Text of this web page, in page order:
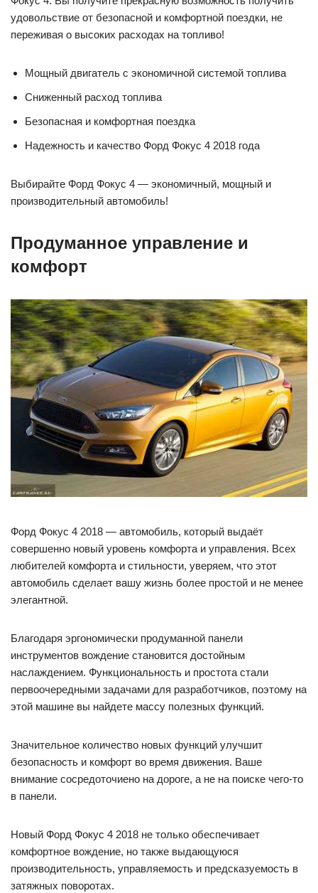
удовольствие от безопасной и комфортной поездки, не
переживая о высоких расходах на топливо!
Мощный двигатель с экономичной системой топлива
Сниженный расход топлива
Безопасная и комфортная поездка
Надежность и качество Форд Фокус 4 2018 года
Выбирайте Форд Фокус 4 — экономичный, мощный и
производительный автомобиль!
Продуманное управление и
комфорт
Форд Фокус 4 2018 — автомобиль, который выдаёт
совершенно новый уровень комфорта и управления. Всех
любителей комфорта и стильности, уверяем, что этот
автомобиль сделает вашу жизнь более простой и не менее
элегантной.
Благодаря эргономически продуманной панели
инструментов вождение становится достойным
наслаждением. Функциональность и простота стали
первоочередными задачами для разработчиков, поэтому на
этой машине вы найдете массу полезных функций.
Значительное количество новых функций улучшит
безопасность и комфорт во время движения. Ваше
внимание сосредоточиено на дороге, а не на поиске чего-то
в панели.
Новый Форд Фокус 4 2018 не только обеспечивает
комфортное вождение, но также выдающуюся
производительность, управляемость и предсказуемость в
затяжных поворотах.